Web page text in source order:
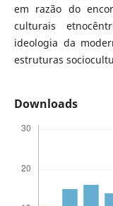
em razão do
culturais
ideologia da
estruturas
Downloads